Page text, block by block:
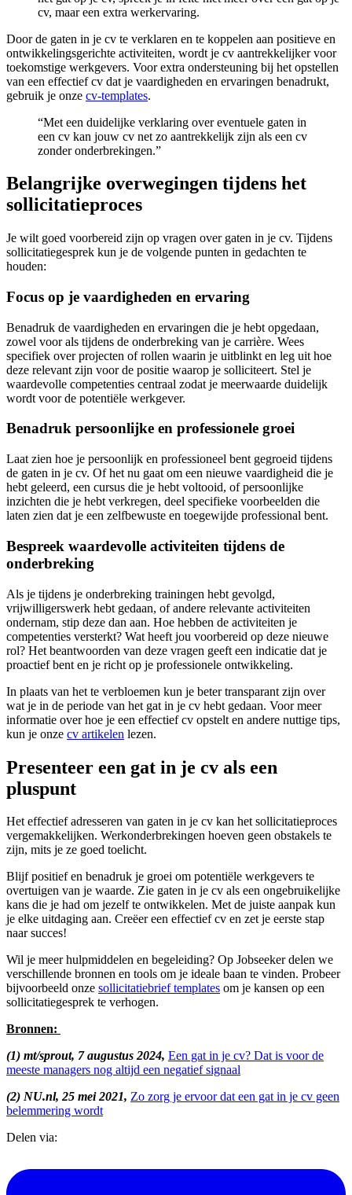
cv, maar een extra werkervaring.
Door de gaten in je cv te verklaren en te koppelen aan positieve en
ontwikkelingsgerichte activiteiten, wordt je cv aantrekkelijker voor
toekomstige werkgevers. Voor extra ondersteuning bij het opstellen
van een effectief cv dat je vaardigheden en ervaringen benadrukt,
gebruik je onze cv-templates.
“Met een duidelijke verklaring over eventuele gaten in
een cv kan jouw cv net zo aantrekkelijk zijn als een cv
zonder onderbrekingen.”
Belangrijke overwegingen tijdens het
sollicitatieproces
Je wilt goed voorbereid zijn op vragen over gaten in je cv. Tijdens
sollicitatiegesprek kun je de volgende punten in gedachten te
houden:
Focus op je vaardigheden en ervaring
Benadruk de vaardigheden en ervaringen die je hebt opgedaan,
zowel voor als tijdens de onderbreking van je carrière. Wees
specifiek over projecten of rollen waarin je uitblinkt en leg uit hoe
deze relevant zijn voor de positie waarop je solliciteert. Stel je
waardevolle competenties centraal zodat je meerwaarde duidelijk
wordt voor de potentiële werkgever.
Benadruk persoonlijke en professionele groei
Laat zien hoe je persoonlijk en professioneel bent gegroeid tijdens
de gaten in je cv. Of het nu gaat om een nieuwe vaardigheid die je
hebt geleerd, een cursus die je hebt voltooid, of persoonlijke
inzichten die je hebt verkregen, deel specifieke voorbeelden die
laten zien dat je een zelfbewuste en toegewijde professional bent.
Bespreek waardevolle activiteiten tijdens de
onderbreking
Als je tijdens je onderbreking trainingen hebt gevolgd,
vrijwilligerswerk hebt gedaan, of andere relevante activiteiten
ondernam, stip deze dan aan. Hoe hebben de activiteiten je
competenties versterkt? Wat heeft jou voorbereid op deze nieuwe
rol? Het beantwoorden van deze vragen geeft een indicatie dat je
proactief bent en je richt op je professionele ontwikkeling.
In plaats van het te verbloemen kun je beter transparant zijn over
wat je in de periode van het gat in je cv hebt gedaan. Voor meer
informatie over hoe je een effectief cv opstelt en andere nuttige tips,
kun je onze cv artikelen lezen.
Presenteer een gat in je cv als een
pluspunt
Het effectief adresseren van gaten in je cv kan het sollicitatieproces
vergemakkelijken. Werkonderbrekingen hoeven geen obstakels te
zijn, mits je ze goed toelicht.
Blijf positief en benadruk je groei om potentiële werkgevers te
overtuigen van je waarde. Zie gaten in je cv als een ongebruikelijke
kans die je had om jezelf te ontwikkelen. Met de juiste aanpak kun
je elke uitdaging aan. Creëer een effectief cv en zet je eerste stap
naar succes!
Wil je meer hulpmiddelen en begeleiding? Op Jobseeker delen we
verschillende bronnen en tools om je ideale baan te vinden. Probeer
bijvoorbeeld onze sollicitatiebrief templates om je kansen op een
sollicitatiegesprek te verhogen.
Bronnen:
(1) mt/sprout, 7 augustus 2024, Een gat in je cv? Dat is voor de
meeste managers nog altijd een negatief signaal
(2) NU.nl, 25 mei 2021, Zo zorg je ervoor dat een gat in je cv geen
belemmering wordt
Delen via: